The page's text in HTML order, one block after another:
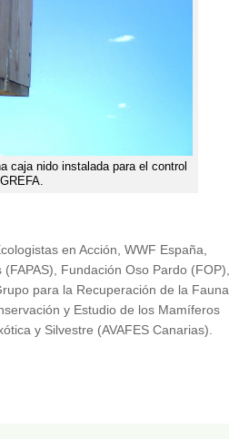
caja nido instalada para el control
en Acción, WWF España,
Fundación Oso Pardo (FOP),
para la Recuperación de la Fauna
y Estudio de los Mamíferos
y Silvestre (AVAFES Canarias).